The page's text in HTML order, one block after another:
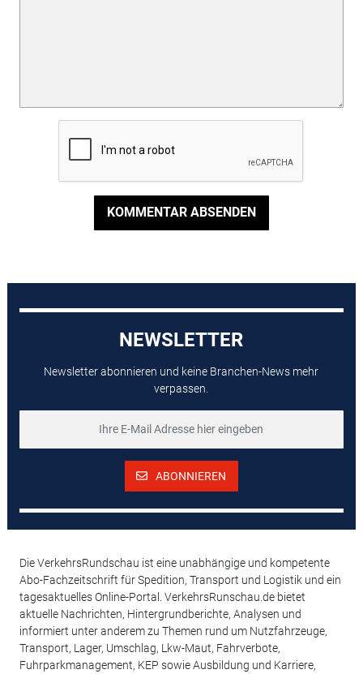
KOMMENTAR ABSENDEN
NEWSLETTER
Newsletter abonnieren und keine Branchen-News mehr
verpassen.
ABONNIEREN
Die VerkehrsRundschau ist eine unabhängige und kompetente
Abo-Fachzeitschrift für Spedition, Transport und Logistik und ein
tagesaktuelles Online-Portal. VerkehrsRunschau.de bietet
aktuelle Nachrichten, Hintergrundberichte, Analysen und
informiert unter anderem zu Themen rund um Nutzfahrzeuge,
Transport, Lager, Umschlag, Lkw-Maut, Fahrverbote,
Fuhrparkmanagement, KEP sowie Ausbildung und Karriere,